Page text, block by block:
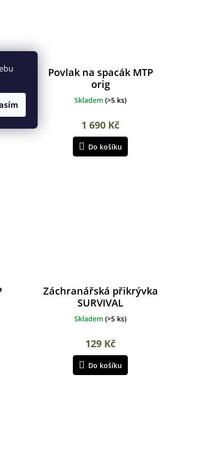
Povlak na spacák MTP
orig
Skladem(>5 ks)
1 690 Kč
Do košíku
Záchranářská přikrývka
SURVIVAL
Skladem(>5 ks)
129 Kč
Do košíku